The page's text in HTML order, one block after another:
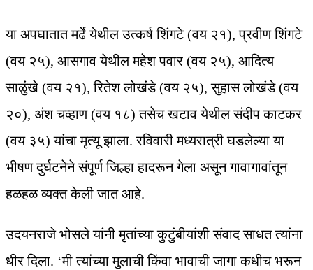
या अपघातात मर्ढे येथील उत्कर्ष शिंगटे (वय २१), प्रवीण शिंगटे
(वय २५), आसगाव येथील महेश पवार (वय २५), आदित्य
साळुंखे (वय २१), रितेश लोखंडे (वय २५), सुहास लोखंडे (वय
२०), अंश चव्हाण (वय १८) तसेच खटाव येथील संदीप काटकर
(वय ३५) यांचा मृत्यू झाला. रविवारी मध्यरात्री घडलेल्या या
भीषण दुर्घटनेने संपूर्ण जिल्हा हादरून गेला असून गावागावांतून
हळहळ व्यक्त केली जात आहे.
उदयनराजे भोसले यांनी मृतांच्या कुटुंबीयांशी संवाद साधत त्यांना
धीर दिला. ‘मी त्यांच्या मुलाची किंवा भावाची जागा कधीच भरून